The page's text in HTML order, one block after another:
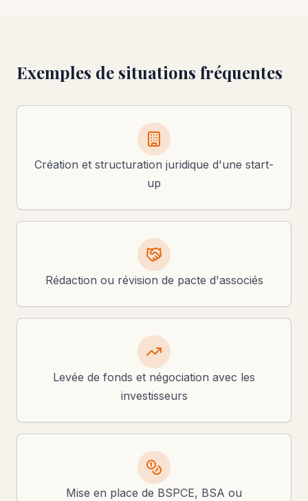
Exemples de situations fréquentes
Création et structuration juridique d'une start-
up
Rédaction ou révision de pacte d'associés
Levée de fonds et négociation avec les
investisseurs
Mise en place de BSPCE, BSA ou